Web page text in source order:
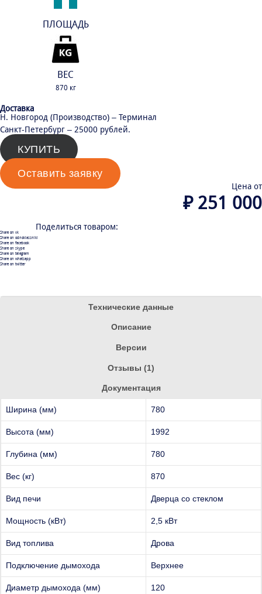
ПЛОЩАДЬ
60 м²
ВЕС
870 кг
Доставка
Н. Новгород (Производство) – Терминал
Санкт-Петербург – 25000 рублей.
КУПИТЬ
Оставить заявку
Цена от
₽251 000
Поделиться товаром:
Share on vk
Share on odnoklassniki
Share on facebook
Share on skype
Share on telegram
Share on whatsapp
Share on twitter
Технические данные
Описание
Версии
Отзывы (1)
Документация
Ширина (мм) 780
Высота (мм) 1992
Глубина (мм) 780
Вес (кг) 870
Вид печи Дверца со стеклом
Мощность (кВт) 2,5 кВт
Вид топлива Дрова
Подключение дымохода Верхнее
Диаметр дымохода (мм) 120